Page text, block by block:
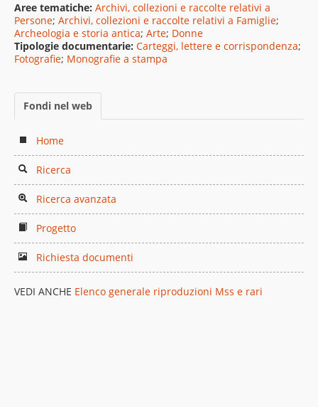
Aree tematiche: Archivi, collezioni e raccolte relativi a
Persone; Archivi, collezioni e raccolte relativi a Famiglie;
Archeologia e storia antica; Arte; Donne
Tipologie documentarie: Carteggi, lettere e corrispondenza;
Fotografie; Monografie a stampa
Fondi nel web
Home
Ricerca
Ricerca avanzata
Progetto
Richiesta documenti
VEDI ANCHE Elenco generale riproduzioni Mss e rari